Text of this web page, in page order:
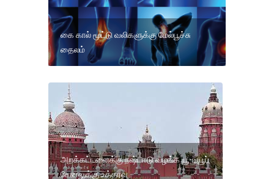
கை கால் மூட்டு வலிகளுக்கு மேல்பூச்சு
தைலம்
அறக்கட்டளைக்கு நஷ்டஈடு வழங்க யூ-டியூப்
சேனலுக்கு உத்தரவு